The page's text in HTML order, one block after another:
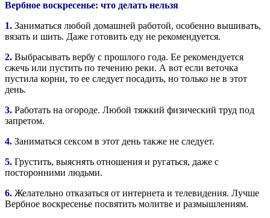
Вербное воскресенье: что делать нельзя
1. Заниматься любой домашней работой, особенно вышивать,
вязать и шить. Даже готовить еду не рекомендуется.
2. Выбрасывать вербу с прошлого года. Ее рекомендуется
сжечь или пустить по течению реки. А вот если веточка
пустила корни, то ее следует посадить, но только не в этот
день.
3. Работать на огороде. Любой тяжкий физический труд под
запретом.
4. Заниматься сексом в этот день также не следует.
5. Грустить, выяснять отношения и ругаться, даже с
посторонними людьми.
6. Желательно отказаться от интернета и телевидения. Лучше
Вербное воскресенье посвятить молитве и размышлениям.